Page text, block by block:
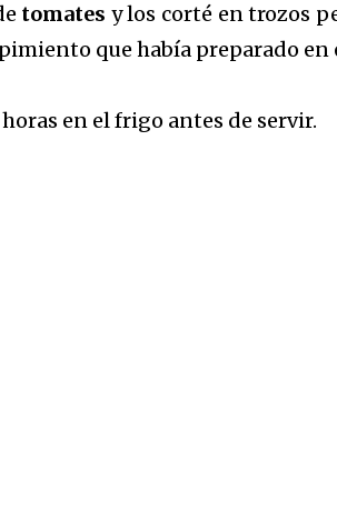
tomates y los corté en trozos
que había preparado en
en el frigo antes de servir.